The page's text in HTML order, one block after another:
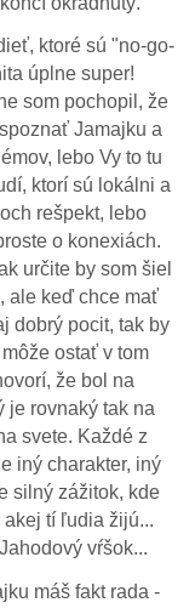
ktoré sú "no-go-
úplne super!
som pochopil, že
Jamajku a
lebo Vy to tu
ktorí sú lokálni a
rešpekt, lebo
o konexiách.
určite by som šiel
ale keď chce mať
dobrý pocit, tak by
ostať v tom
že bol na
je rovnaký tak na
svete. Každé z
iný charakter, iný
silný zážitok, kde
tí ľudia žijú...
vŕšok...
máš fakt rada -